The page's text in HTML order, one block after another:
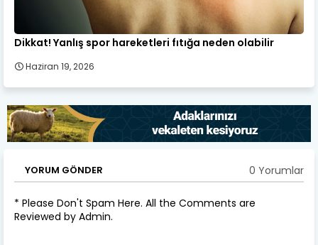
Dikkat! Yanlış spor hareketleri fıtığa neden olabilir
Haziran 19, 2026
YORUM GÖNDER 0 Yorumlar
* Please Don't Spam Here. All the Comments are
Reviewed by Admin.